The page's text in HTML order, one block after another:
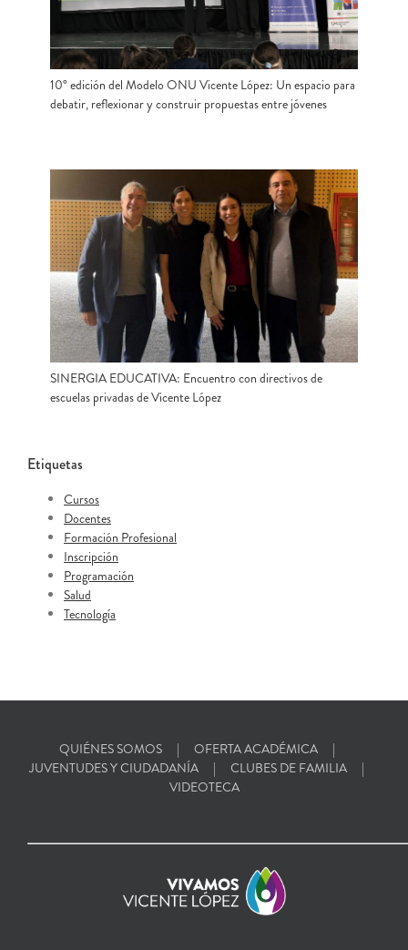
10° edición del Modelo ONU Vicente López: Un espacio para
debatir, reflexionar y construir propuestas entre jóvenes
SINERGIA EDUCATIVA: Encuentro con directivos de
escuelas privadas de Vicente López
Etiquetas
Cursos
Docentes
Formación Profesional
Inscripción
Programación
Salud
Tecnología
QUIÉNES SOMOS
OFERTA ACADÉMICA
JUVENTUDES Y CIUDADANÍA
CLUBES DE FAMILIA
VIDEOTECA